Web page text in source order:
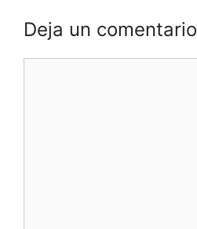
Deja un comentario